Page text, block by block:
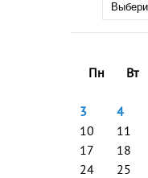
Пн
Вт
3
4
10
11
17
18
24
25